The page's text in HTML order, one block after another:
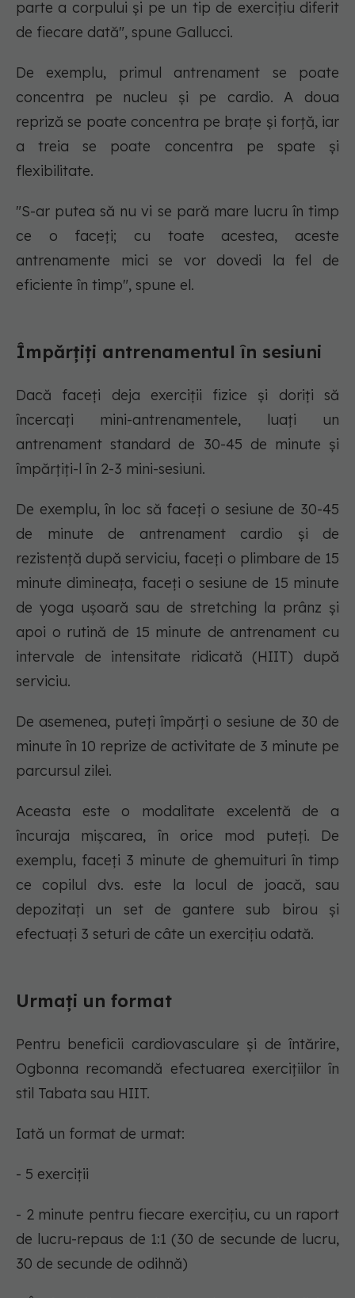
parte a corpului și pe un tip de exercițiu diferit
de fiecare dată", spune Gallucci.
De exemplu, primul antrenament se poate
concentra pe nucleu și pe cardio. A doua
repriză se poate concentra pe brațe și forță, iar
a treia se poate concentra pe spate și
flexibilitate.
"S-ar putea să nu vi se pară mare lucru în timp
ce o faceți; cu toate acestea, aceste
antrenamente mici se vor dovedi la fel de
eficiente în timp", spune el.
Împărțiți antrenamentul în sesiuni
Dacă faceți deja exerciții fizice și doriți să
încercați mini-antrenamentele, luați un
antrenament standard de 30-45 de minute și
împărțiți-l în 2-3 mini-sesiuni.
De exemplu, în loc să faceți o sesiune de 30-45
de minute de antrenament cardio și de
rezistență după serviciu, faceți o plimbare de 15
minute dimineața, faceți o sesiune de 15 minute
de yoga ușoară sau de stretching la prânz și
apoi o rutină de 15 minute de antrenament cu
intervale de intensitate ridicată (HIIT) după
serviciu.
De asemenea, puteți împărți o sesiune de 30 de
minute în 10 reprize de activitate de 3 minute pe
parcursul zilei.
Aceasta este o modalitate excelentă de a
încuraja mișcarea, în orice mod puteți. De
exemplu, faceți 3 minute de ghemuituri în timp
ce copilul dvs. este la locul de joacă, sau
depozitați un set de gantere sub birou și
efectuați 3 seturi de câte un exercițiu odată.
Urmați un format
Pentru beneficii cardiovasculare și de întărire,
Ogbonna recomandă efectuarea exercițiilor în
stil Tabata sau HIIT.
Iată un format de urmat:
- 5 exerciții
- 2 minute pentru fiecare exercițiu, cu un raport
de lucru-repaus de 1:1 (30 de secunde de lucru,
30 de secunde de odihnă)